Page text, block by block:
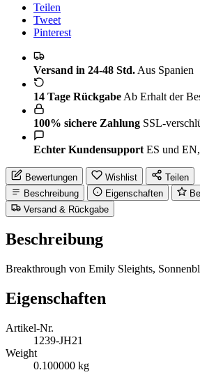
Teilen
Tweet
Pinterest
Versand in 24-48 Std. Aus Spanien
14 Tage Rückgabe Ab Erhalt der
100% sichere Zahlung SSL-
Echter Kundensupport ES und
Bewertungen Wishlist
Teilen
Beschreibung
Eigenschaften
Versand & Rückgabe
Beschreibung
Breakthrough von Emily Sleights,
Eigenschaften
Artikel-Nr.
1239-JH21
Weight
0.100000 kg